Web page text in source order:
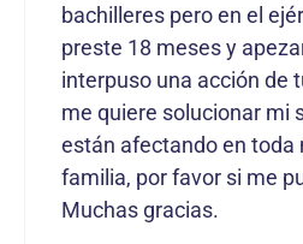
bachilleres pero en el
preste 18 meses y
interpuso una acción de
me quiere solucionar mi
están afectando en toda
familia, por favor si me
Muchas gracias.